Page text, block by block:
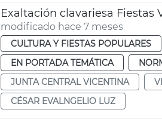
Exaltación clavariesa Fiestas
modificado hace 7 meses
CULTURA Y FIESTAS POPULARES
EN PORTADA TEMÁTICA
JUNTA CENTRAL VICENTINA
CÉSAR EVALNGELIO LUZ